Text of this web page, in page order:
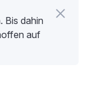
Bis dahin
auf